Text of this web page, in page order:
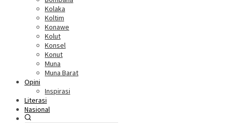
Kolaka
Koltim
Konawe
Kolut
Konsel
Konut
Muna
Muna Barat
Opini
Inspirasi
Literasi
Nasional